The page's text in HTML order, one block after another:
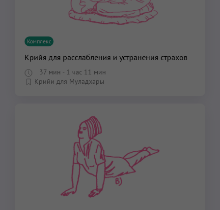
Комплекс
Крийя для расслабления и устранения страхов
37 мин - 1 час 11 мин
Крийи для Муладхары